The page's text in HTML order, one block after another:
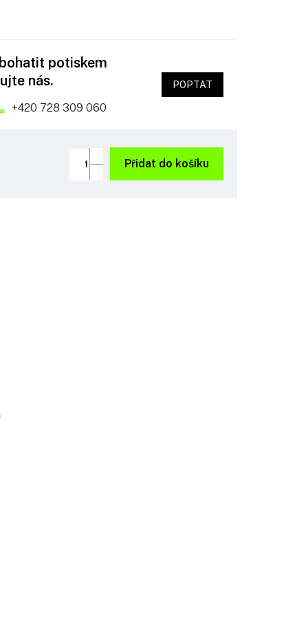
Přidat do košíku
potiskem
nás.
+420 728 309 060
POPTAT